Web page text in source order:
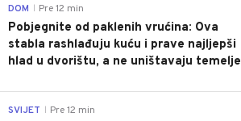
DOM Pre 12 min
Pobjegnite od paklenih vrućina: Ova
stabla rashlađuju kuću i prave najljepši
hlad u dvorištu, a ne uništavaju temelje
SVIJET Pre 12 min